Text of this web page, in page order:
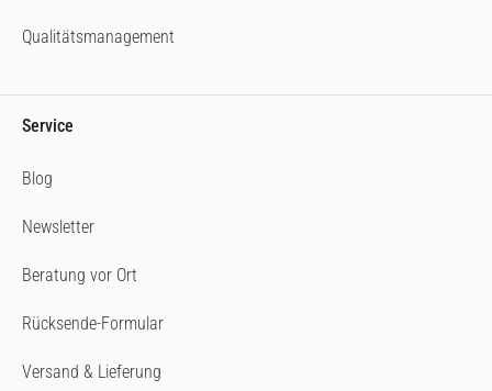
Qualitätsmanagement
Service
Blog
Newsletter
Beratung vor Ort
Rücksende-Formular
Versand & Lieferung